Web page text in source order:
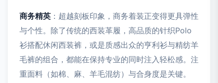
商务精英 ：超越刻板印象，商务着装正变得更具弹性
与个性。除了传统的西装革履，高品质的针织Polo
衫搭配休闲西装裤，或是质感出众的亨利衫与精纺羊
毛裤的组合，都能在保持专业的同时注入轻松感。注
重面料（如棉、麻、羊毛混纺）与合身度是关键。